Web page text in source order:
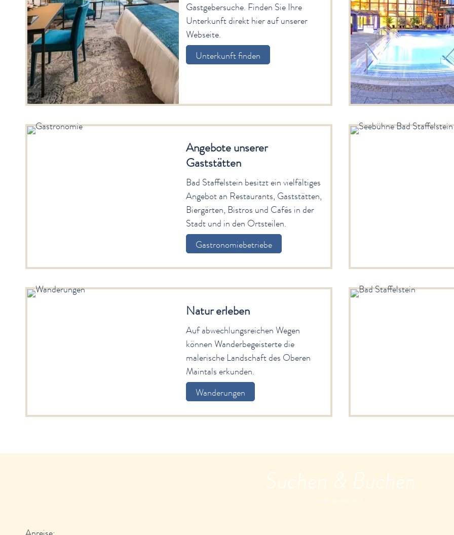
Gastgebersuche. Finden Sie Ihre
Unterkunft direkt hier auf unserer
Webseite.
Unterkunft finden
Angebote unserer
Gaststätten
Bad Staffelstein besitzt ein vielfältiges
Angebot an Restaurants, Gaststätten,
Biergärten, Bistros und Cafés in der
Stadt und in den Ortsteilen.
Gastronomiebetriebe
Natur erleben
Auf abwechlungsreichen Wegen
können Wanderbegeisterte die
malerische Landschaft des Oberen
Maintals erkunden.
Wanderungen
Suchen & Buchen
online Zimmersuche !